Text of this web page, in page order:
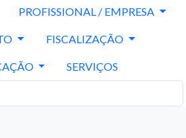
PROFISSIONAL / EMPRESA
FISCALIZAÇÃO
SERVIÇOS